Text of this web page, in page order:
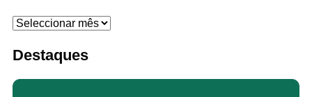
Arquivo
Destaques